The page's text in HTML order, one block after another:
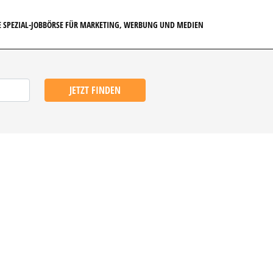
SPEZIAL-JOBBÖRSE FÜR MARKETING, WERBUNG UND MEDIEN
JETZT FINDEN